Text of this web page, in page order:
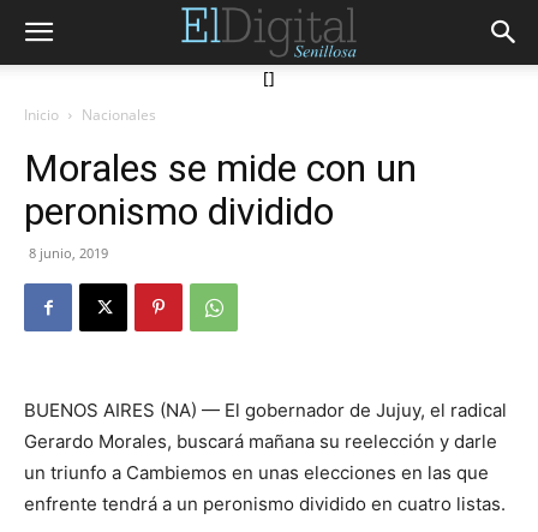
[]
Inicio Nacionales
Morales se mide con un
peronismo dividido
8 junio, 2019
BUENOS AIRES (NA) — El gobernador de Jujuy, el radical
Gerardo Morales, buscará mañana su reelección y darle
un triunfo a Cambiemos en unas elecciones en las que
enfrente tendrá a un peronismo dividido en cuatro listas.